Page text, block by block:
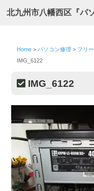
北九州市八幡西区『パ
Home > パソコン修理 > フリ
IMG_6122
IMG_6122